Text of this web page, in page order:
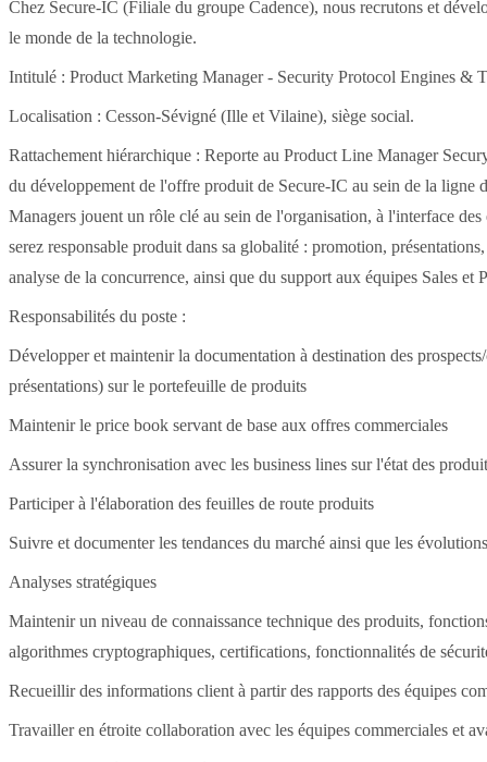
Chez Secure-IC (Filiale du groupe Cadence), nous recrutons et
le monde de la technologie.
Intitulé : Product Marketing Manager - Security Protocol Engines &
Localisation : Cesson-Sévigné (Ille et Vilaine), siège social.
Rattachement hiérarchique : Reporte au Product Line Manager
du développement de l'offre produit de Secure-IC au sein de la
Managers jouent un rôle clé au sein de l'organisation, à l'interface
serez responsable produit dans sa globalité : promotion,
analyse de la concurrence, ainsi que du support aux équipes Sales et
Responsabilités du poste :
Développer et maintenir la documentation à destination des
présentations) sur le portefeuille de produits
Maintenir le price book servant de base aux offres commerciales
Assurer la synchronisation avec les business lines sur l'état des
Participer à l'élaboration des feuilles de route produits
Suivre et documenter les tendances du marché ainsi que les
Analyses stratégiques
Maintenir un niveau de connaissance technique des produits,
algorithmes cryptographiques, certifications, fonctionnalités de
Recueillir des informations client à partir des rapports des équipes
Travailler en étroite collaboration avec les équipes commerciales et